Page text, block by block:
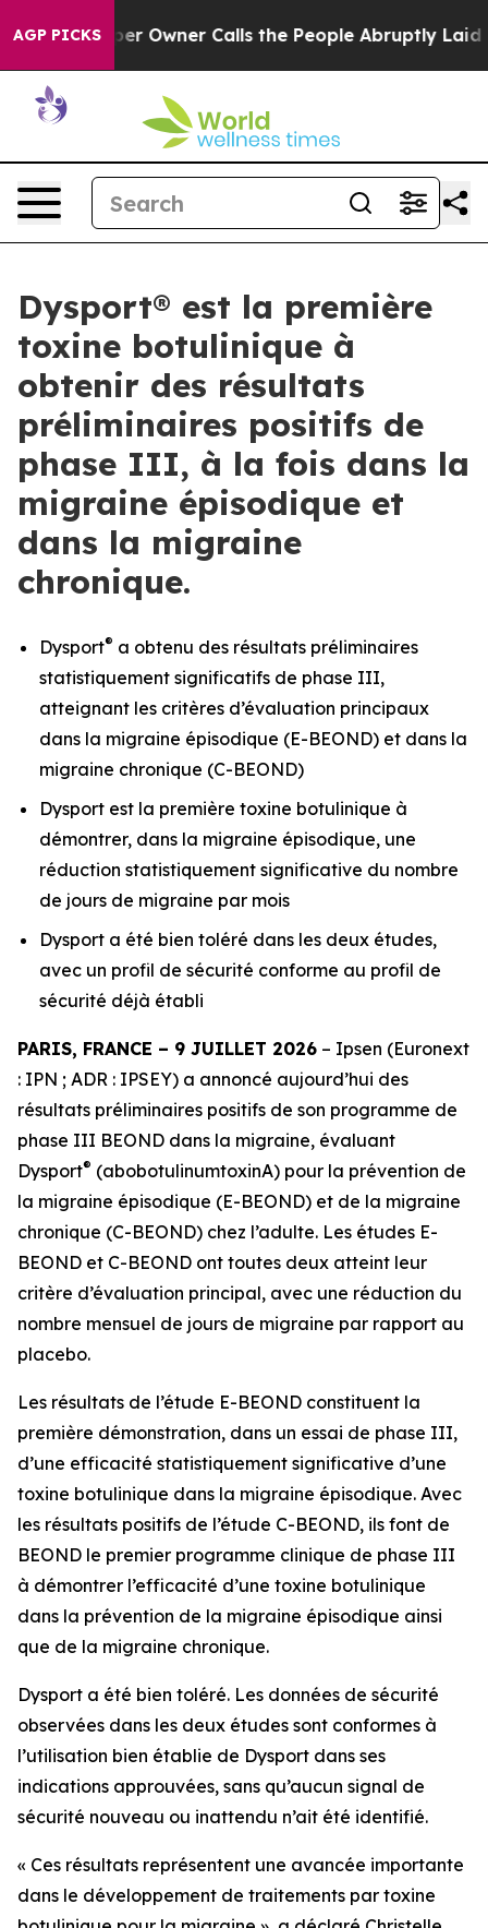
AGP PICKS
Owner Calls the People Abruptly Laid off
Dysport® est la première
toxine botulinique à
obtenir des résultats
préliminaires positifs de
phase III, à la fois dans la
migraine épisodique et
dans la migraine
chronique.
Dysport® a obtenu des résultats préliminaires
statistiquement significatifs de phase III,
atteignant les critères d’évaluation principaux
dans la migraine épisodique (E-BEOND) et dans la
migraine chronique (C-BEOND)
Dysport est la première toxine botulinique à
démontrer, dans la migraine épisodique, une
réduction statistiquement significative du nombre
de jours de migraine par mois
Dysport a été bien toléré dans les deux études,
avec un profil de sécurité conforme au profil de
sécurité déjà établi
PARIS, FRANCE – 9 JUILLET 2026 – Ipsen (Euronext
: IPN ; ADR : IPSEY) a annoncé aujourd’hui des
résultats préliminaires positifs de son programme de
phase III BEOND dans la migraine, évaluant
Dysport® (abobotulinumtoxinA) pour la prévention de
la migraine épisodique (E-BEOND) et de la migraine
chronique (C-BEOND) chez l’adulte. Les études E-
BEOND et C-BEOND ont toutes deux atteint leur
critère d’évaluation principal, avec une réduction du
nombre mensuel de jours de migraine par rapport au
placebo.
Les résultats de l’étude E-BEOND constituent la
première démonstration, dans un essai de phase III,
d’une efficacité statistiquement significative d’une
toxine botulinique dans la migraine épisodique. Avec
les résultats positifs de l’étude C-BEOND, ils font de
BEOND le premier programme clinique de phase III
à démontrer l’efficacité d’une toxine botulinique
dans la prévention de la migraine épisodique ainsi
que de la migraine chronique.
Dysport a été bien toléré. Les données de sécurité
observées dans les deux études sont conformes à
l’utilisation bien établie de Dysport dans ses
indications approuvées, sans qu’aucun signal de
sécurité nouveau ou inattendu n’ait été identifié.
« Ces résultats représentent une avancée importante
dans le développement de traitements par toxine